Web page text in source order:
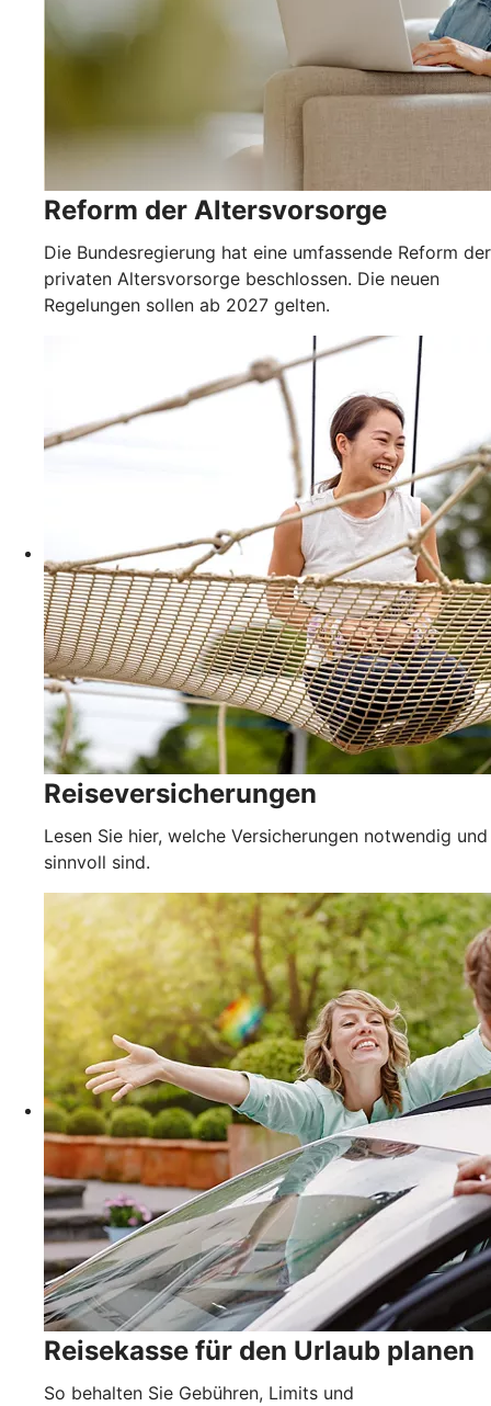
Reform der Altersvorsorge
Die Bundesregierung hat eine umfassende Reform der
privaten Altersvorsorge beschlossen. Die neuen
Regelungen sollen ab 2027 gelten.
Reiseversicherungen
Lesen Sie hier, welche Versicherungen notwendig und
sinnvoll sind.
Reisekasse für den Urlaub planen
So behalten Sie Gebühren, Limits und